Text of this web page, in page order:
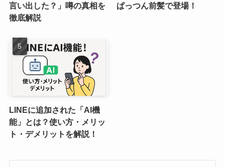
言い出した？」噂の真相を
徹底解説
ぱっつん前髪で登場！
LINEに追加された「AI機
能」とは？使い方・メリッ
ト・デメリットを解説！